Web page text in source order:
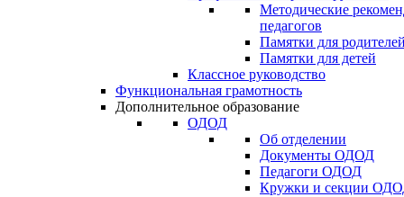
Методические
педагогов
Памятки для
Памятки для детей
Классное руководство
Функциональная грамотность
Дополнительное образование
ОДОД
Об отделении
Документы ОДОД
Педагоги ОДОД
Кружки и секции